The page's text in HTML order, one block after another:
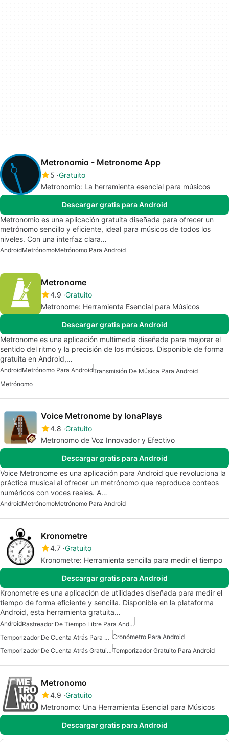
Metronomio - Metronome App
5 Gratuito
Metronomio: La herramienta esencial para músicos
Descargar gratis para Android
Metronomio es una aplicación gratuita diseñada para ofrecer un
metrónomo sencillo y eficiente, ideal para músicos de todos los
niveles. Con una interfaz clara…
AndroidMetrónomoMetrónomo Para Android
Metronome
4.9 Gratuito
Metronome: Herramienta Esencial para Músicos
Descargar gratis para Android
Metronome es una aplicación multimedia diseñada para mejorar el
sentido del ritmo y la precisión de los músicos. Disponible de forma
gratuita en Android,…
AndroidMetrónomo Para AndroidTransmisión De Música Para Android
Metrónomo
Voice Metronome by IonaPlays
4.8 Gratuito
Metronomo de Voz Innovador y Efectivo
Descargar gratis para Android
Voice Metronome es una aplicación para Android que revoluciona la
práctica musical al ofrecer un metrónomo que reproduce conteos
numéricos con voces reales. A…
AndroidMetrónomoMetrónomo Para Android
Kronometre
4.7 Gratuito
Kronometre: Herramienta sencilla para medir el tiempo
Descargar gratis para Android
Kronometre es una aplicación de utilidades diseñada para medir el
tiempo de forma eficiente y sencilla. Disponible en la plataforma
Android, esta herramienta gratuita…
Android
Rastreador De Tiempo Libre Para Android
Temporizador De Cuenta Atrás Para Android Cronómetro Para Android
Temporizador De Cuenta Atrás Gratuito Para AndroidTemporizador Gratuito Para Android
Metronomo
4.9 Gratuito
Metronomo: Una Herramienta Esencial para Músicos
Descargar gratis para Android